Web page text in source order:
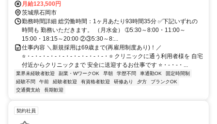
JR常磐線「神立駅」から車で約20分／JR常磐線「羽鳥駅」から車で
約23分 ✅車通勤OK
月給123,500円
茨城県石岡市
勤務時間詳細 総労働時間：1ヶ月あたり93時間35分 ✅下記いずれの
時間も 勤務いただきます。 （月水金） ➀5:30～8:00・11:00～
15:00・18:15～20:00 ②③5:30～8:...
仕事内容 ＼新規採用は69歳まで(再雇用制度あり)！／
⭐・-・-・-・-・-・-・-・-・-・-・⭐ クリニックに通う利用者様を 自宅
付近からクリニックまで 安全に送迎するお仕事です ⭐・-・-・...
業界未経験者歓迎 副業・WワークOK 早朝 学歴不問 車通勤OK
固定時間制
経験不問
午前 経験者歓迎 有資格者歓迎 研修あり 夕方
ブランクOK
交通費支給
長期歓迎
契約社員